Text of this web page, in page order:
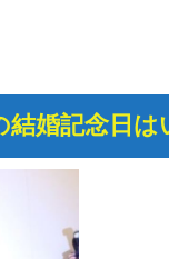
婚記念日は